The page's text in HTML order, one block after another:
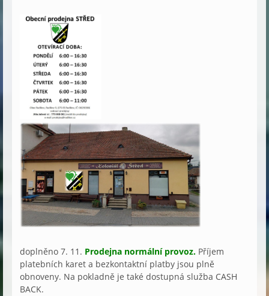
doplněno 7. 11. Prodejna normální provoz. Příjem
platebních karet a bezkontaktní platby jsou plně
obnoveny. Na pokladně je také dostupná služba CASH
BACK.